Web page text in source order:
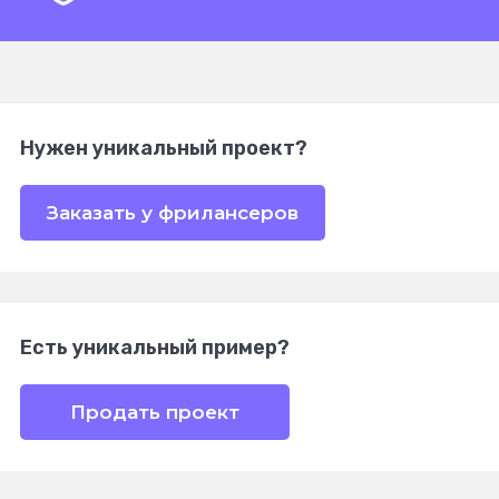
Нужен уникальный проект?
Заказать у фрилансеров
Есть уникальный пример?
Продать проект